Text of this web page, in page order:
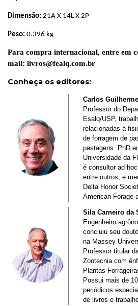
Dimensão: 21A X 14L X 2P
Peso: 0.396 kg
Para compra internacional, entre em
mail: livros@fealq.com.br
Conheça os editores:
Carlos
Professor do
Esalq/USP,
relacionadas à
de forragem de
pastagens. PhD
Universidade da
é consultor ad
entre outros, e
Delta Honor
American Forage
Sila Carneiro da
Engenheiro
concluiu seu
na Massey
Professor titular
Zootecnia com
Plantas
Possui mais de
periódicos
de livros e